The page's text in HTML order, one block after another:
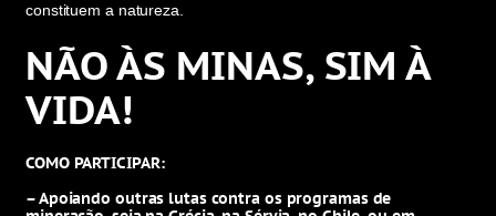
constituem a natureza.
NÃO ÀS MINAS, SIM À
VIDA!
COMO PARTICIPAR:
– Apoiando outras lutas contra os programas de